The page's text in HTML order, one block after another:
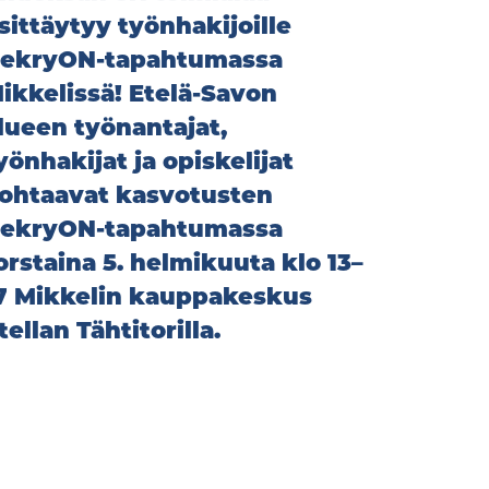
työnhakijoille
tapahtumassa
Etelä-Savon
työnantajat,
ja opiskelijat
kasvotusten
tapahtumassa
5. helmikuuta klo 13–
Mikkelin kauppakeskus
Tähtitorilla.